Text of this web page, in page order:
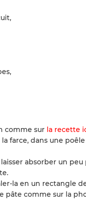
comme sur la recette
farce, dans une
absorber un
la en un rectangle
pâte comme sur la